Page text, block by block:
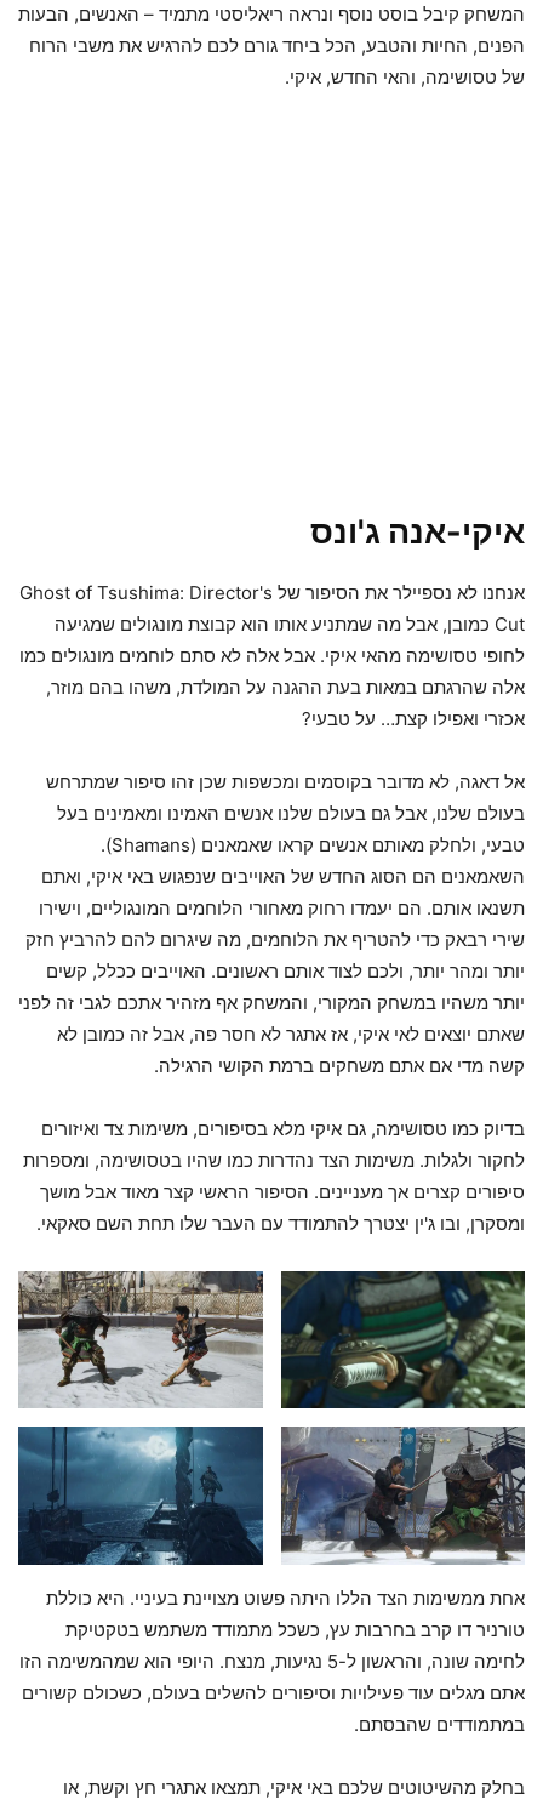
המשחק קיבל בוסט נוסף ונראה ריאליסטי מתמיד – האנשים, הבעות
הפנים, החיות והטבע, הכל ביחד גורם לכם להרגיש את משבי הרוח
של טסושימה, והאי החדש, איקי.
איקי-אנה ג'ונס
אנחנו לא נספיילר את הסיפור של Ghost of Tsushima: Director's
Cut כמובן, אבל מה שמתניע אותו הוא קבוצת מונגולים שמגיעה
לחופי טסושימה מהאי איקי. אבל אלה לא סתם לוחמים מונגולים כמו
אלה שהרגתם במאות בעת ההגנה על המולדת, משהו בהם מוזר,
אכזרי ואפילו קצת… על טבעי?
אל דאגה, לא מדובר בקוסמים ומכשפות שכן זהו סיפור שמתרחש
בעולם שלנו, אבל גם בעולם שלנו אנשים האמינו ומאמינים בעל
טבעי, ולחלק מאותם אנשים קראו שאמאנים (Shamans).
השאמאנים הם הסוג החדש של האוייבים שנפגוש באי איקי, ואתם
תשנאו אותם. הם יעמדו רחוק מאחורי הלוחמים המונגוליים, וישירו
שירי רבאק כדי להטריף את הלוחמים, מה שיגרום להם להרביץ חזק
יותר ומהר יותר, ולכם לצוד אותם ראשונים. האוייבים ככלל, קשים
יותר משהיו במשחק המקורי, והמשחק אף מזהיר אתכם לגבי זה לפני
שאתם יוצאים לאי איקי, אז אתגר לא חסר פה, אבל זה כמובן לא
קשה מדי אם אתם משחקים ברמת הקושי הרגילה.
בדיוק כמו טסושימה, גם איקי מלא בסיפורים, משימות צד ואיזורים
לחקור ולגלות. משימות הצד נהדרות כמו שהיו בטסושימה, ומספרות
סיפורים קצרים אך מעניינים. הסיפור הראשי קצר מאוד אבל מושך
ומסקרן, ובו ג'ין יצטרך להתמודד עם העבר שלו תחת השם סאקאי.
אחת ממשימות הצד הללו היתה פשוט מצויינת בעיניי. היא כוללת
טורניר דו קרב בחרבות עץ, כשכל מתמודד משתמש בטקטיקת
לחימה שונה, והראשון ל-5 נגיעות, מנצח. היופי הוא שמהמשימה הזו
אתם מגלים עוד פעילויות וסיפורים להשלים בעולם, כשכולם קשורים
במתמודדים שהבסתם.
בחלק מהשיטוטים שלכם באי איקי, תמצאו אתגרי חץ וקשת, או